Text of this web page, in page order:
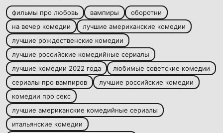
фильмы про любовь вампиры
оборотни
на вечер комедии
лучшие американские комедии
лучшие рождественские комедии
лучшие российские комедийные сериалы
лучшие комедии 2022 года
любимые советские комедии
сериалы про вампиров
лучшие российские комедии
комедии про секс
лучшие американские комедийные сериалы
итальянские комедии